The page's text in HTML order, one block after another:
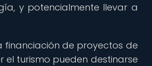
y potencialmente llevar a
financiación de proyectos de
el turismo pueden destinarse